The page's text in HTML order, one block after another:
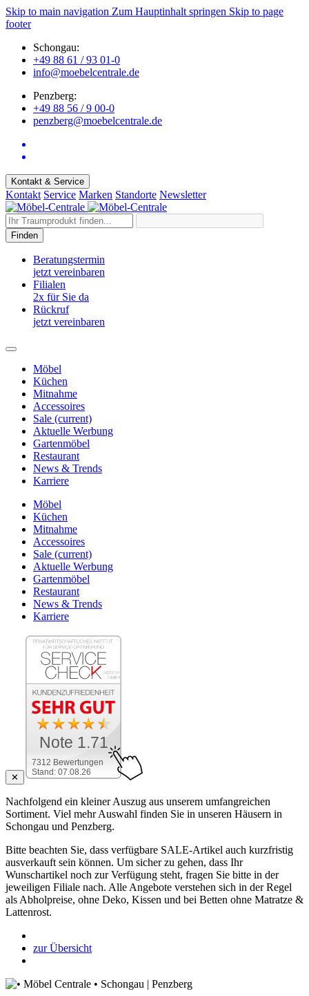
Skip to main navigation Zum Hauptinhalt springen Skip to page
footer
Schongau:
+49 88 61 / 93 01-0
info@moebelcentrale.de
Penzberg:
+49 88 56 / 9 00-0
penzberg@moebelcentrale.de
Kontakt & Service
Kontakt Service Marken Standorte Newsletter
Finden
Beratungstermin
jetzt vereinbaren
Filialen
2x für Sie da
Rückruf
jetzt vereinbaren
Möbel
Küchen
Mitnahme
Accessoires
Sale (current)
Aktuelle Werbung
Gartenmöbel
Restaurant
News & Trends
Karriere
Möbel
Küchen
Mitnahme
Accessoires
Sale (current)
Aktuelle Werbung
Gartenmöbel
Restaurant
News & Trends
Karriere
✕
7312 Bewertungen
Stand: 07.08.26
Note 1.71
Nachfolgend ein kleiner Auszug aus unserem umfangreichen
Sortiment. Viel mehr Auswahl finden Sie in unseren Häusern in
Schongau und Penzberg.
Bitte beachten Sie, dass verfügbare SALE-Artikel auch kurzfristig
ausverkauft sein können. Um sicher zu gehen, dass Ihr
Wunschartikel noch zur Verfügung steht, fragen Sie bitte in der
jeweiligen Filiale nach. Alle Angebote verstehen sich in der Regel
als Abholpreise, ohne Deko, Kissen und bei Betten ohne Matratze &
Lattenrost.
zur Übersicht